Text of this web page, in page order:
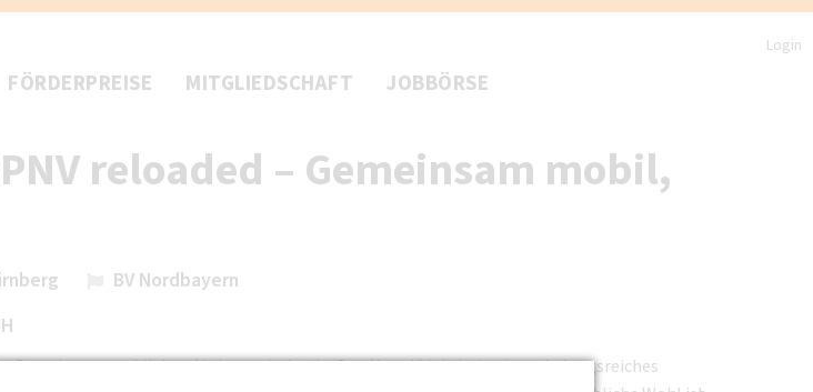
Login
FÖRDERPREISE MITGLIEDSCHAFT JOBBÖRSE
reloaded – Gemeinsam mobil,
BV Nordbayern
Gemeinsam mobil, kreativ inszeniert“ ein. Der Abend bietet ein abwechslungsreiches